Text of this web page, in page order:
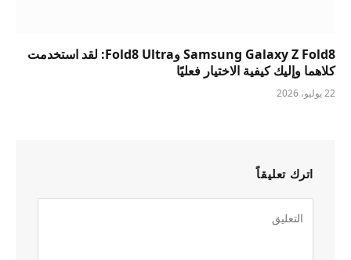
Samsung Galaxy Z Fold8 وFold8 Ultra: لقد استخدمت
كلاهما وإليك كيفية الاختيار فعليًا
22 يوليو، 2026
اترك تعليقاً